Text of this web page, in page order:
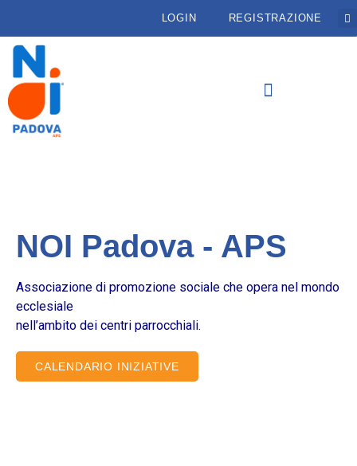
LOGIN REGISTRAZIONE
NOI Padova - APS
Associazione di promozione sociale che opera nel mondo
ecclesiale
nell’ambito dei centri parrocchiali.
CALENDARIO INIZIATIVE